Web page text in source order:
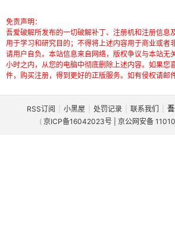
免责声明：
吾爱破解所发布的一切破解补丁、注册机和注册信息
用于学习和研究目的；不得将上述内容用于商业或者
请用户自负。本站信息来自网络，版权争议与本站无
小时之内，从您的电脑中彻底删除上述内容。如果您
件，购买注册，得到更好的正版服务。如有侵权请邮
RSS订阅 小黑屋 处罚记录 联系我们
( 京ICP备16042023号 | 京公网安备